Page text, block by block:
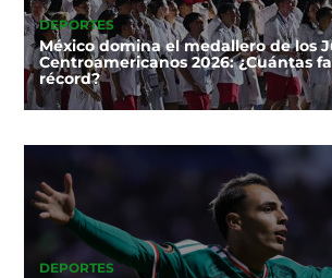
DEPORTES
México domina el medallero de los
Centroamericanos 2026: ¿Cuántas
récord?
DEPORTES